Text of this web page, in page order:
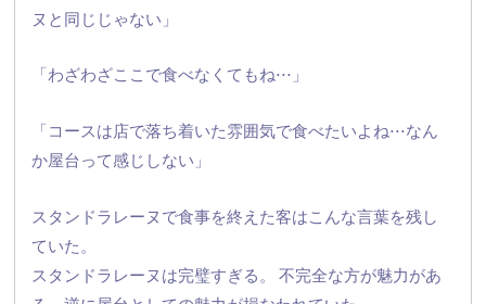
ヌと同じじゃない」
「わざわざここで食べなくてもね⋅⋅⋅」
「コースは店で落ち着いた雰囲気で食べたいよね⋅⋅⋅なん
か屋台って感じしない」
スタンドラレーヌで食事を終えた客はこんな言葉を残し
ていた。
スタンドラレーヌは完璧すぎる。 不完全な方が魅力があ